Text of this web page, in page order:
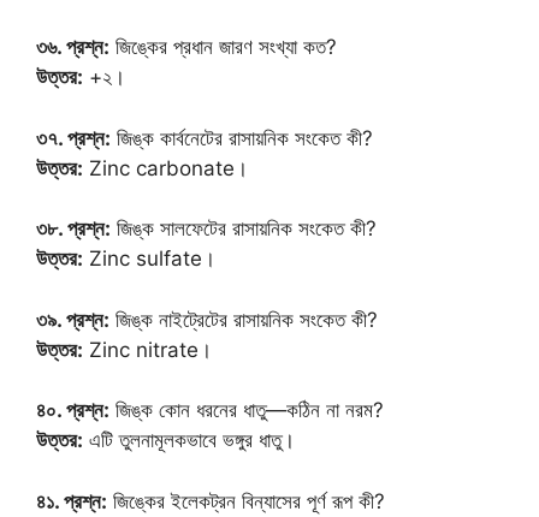
৩৬. প্রশ্ন: জিঙ্কের প্রধান জারণ সংখ্যা কত?
উত্তর: +২।
৩৭. প্রশ্ন: জিঙ্ক কার্বনেটের রাসায়নিক সংকেত কী?
উত্তর: Zinc carbonate।
৩৮. প্রশ্ন: জিঙ্ক সালফেটের রাসায়নিক সংকেত কী?
উত্তর: Zinc sulfate।
৩৯. প্রশ্ন: জিঙ্ক নাইট্রেটের রাসায়নিক সংকেত কী?
উত্তর: Zinc nitrate।
৪০. প্রশ্ন: জিঙ্ক কোন ধরনের ধাতু—কঠিন না নরম?
উত্তর: এটি তুলনামূলকভাবে ভঙ্গুর ধাতু।
৪১. প্রশ্ন: জিঙ্কের ইলেকট্রন বিন্যাসের পূর্ণ রূপ কী?